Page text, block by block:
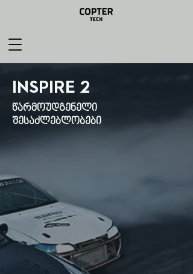
INSPIRE 2
წარმოუდგენელი
შესაძლებლობები